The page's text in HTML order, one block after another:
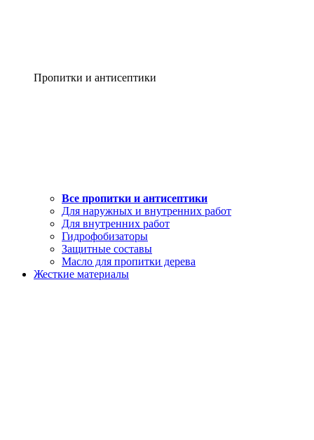
Пропитки и антисептики
Все пропитки и антисептики
Для наружных и внутренних работ
Для внутренних работ
Гидрофобизаторы
Защитные составы
Масло для пропитки дерева
Жесткие материалы